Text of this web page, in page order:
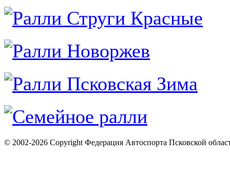
© 2002-2026 Copyright Федерация Автоспорта Псковской